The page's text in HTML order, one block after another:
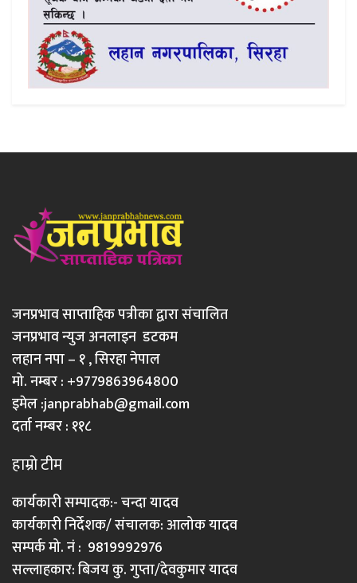
जनप्रभाव साप्ताहिक पत्रीका द्वारा संचालित
जनप्रभाव न्युज अनलाइन डटकम
लहान नपा – १ , सिरहा नेपाल
मो. नम्बर : +9779863964800
इमेल :janprabhab@gmail.com
दर्ता नम्बर : ११८
हाम्रो टीम
कार्यकारी सम्पादक:- चन्दा यादव
कार्यकारी निर्देशक/ संचालक: आलोक यादव
सम्पर्क मो. नं : 9819992976
सल्लाहकार: बिजय कु. गुप्ता/देवकुमार यादव